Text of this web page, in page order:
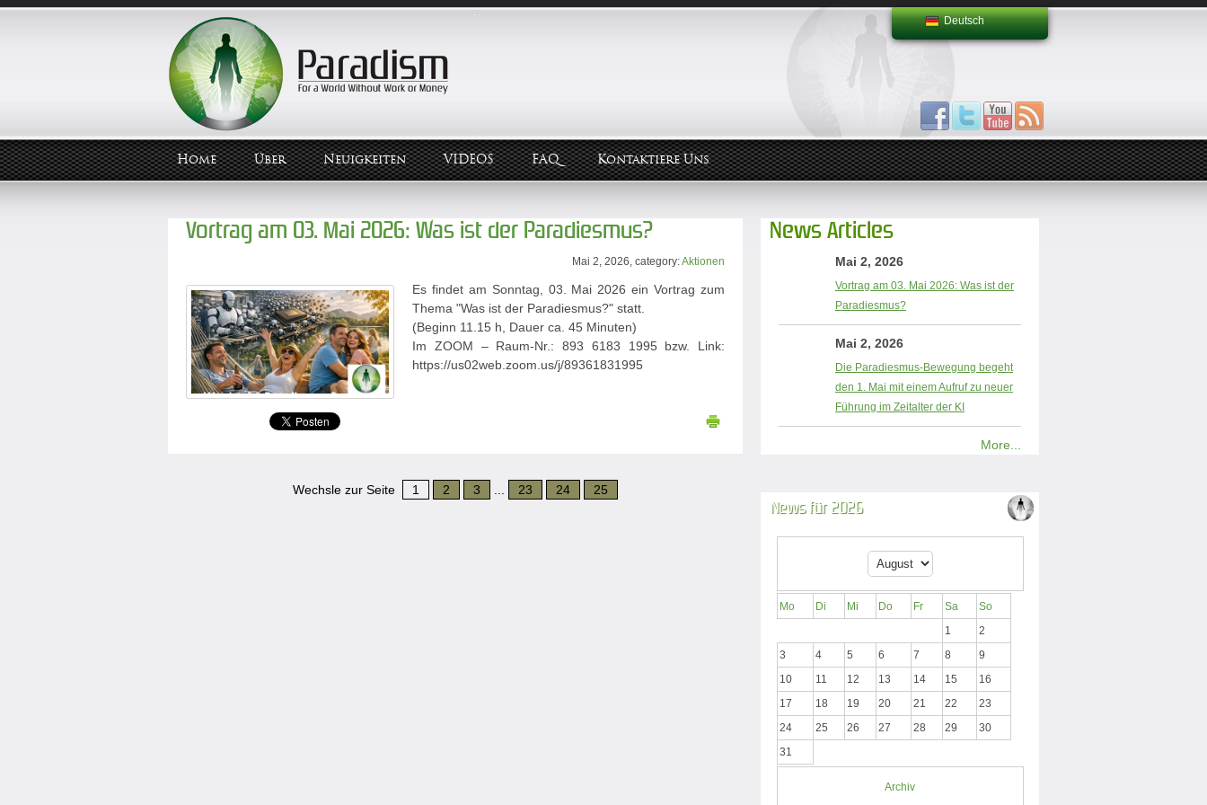
Deutsch
Home Über Neuigkeiten VIDEOS FAQ Kontaktiere Uns
Vortrag am 03. Mai 2026: Was ist der Paradiesmus?
Mai 2, 2026, category:Aktionen
Es findet am Sonntag, 03. Mai 2026 ein Vortrag zum
Thema "Was ist der Paradiesmus?" statt.
(Beginn 11.15 h, Dauer ca. 45 Minuten)
Im ZOOM – Raum-Nr.: 893 6183 1995 bzw. Link:
https://us02web.zoom.us/j/89361831995
Wechsle zur Seite 1 2 3 23 24 25
News Articles
Mai 2, 2026
Vortrag am 03. Mai 2026: Was ist der
Paradiesmus?
Mai 2, 2026
Die Paradiesmus-Bewegung begeht
den 1. Mai mit einem Aufruf zu neuer
Führung im Zeitalter der KI
More...
News für 2026
Mo Di Mi Do Fr Sa
So
1
2
3
4 5 6 7 8
9
10
11 12 13 14 15
16
17
18 19 20 21 22
23
24
25 26 27 28 29
30
31
Archiv